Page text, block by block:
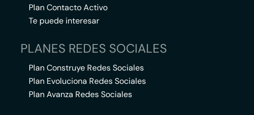
Plan Contacto Activo
Te puede interesar
PLANES REDES SOCIALES
Plan Construye Redes Sociales
Plan Evoluciona Redes Sociales
Plan Avanza Redes Sociales